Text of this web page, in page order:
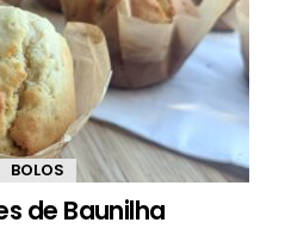
BOLOS
de Baunilha